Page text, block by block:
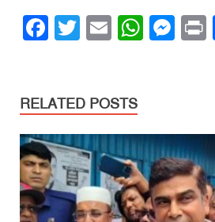
F
e
b
o
o
k
T
er
E
W
A
p
p
M
n
g
er
RELATED POSTS